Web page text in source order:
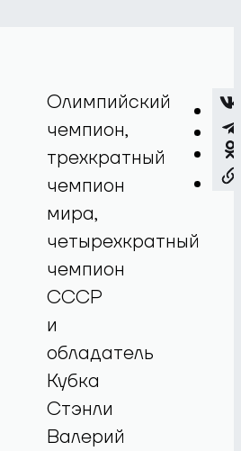
Олимпийский
чемпион,
трехкратный
чемпион
мира,
четырехкратный
чемпион
СССР
и
обладатель
Кубка
Стэнли
Валерий